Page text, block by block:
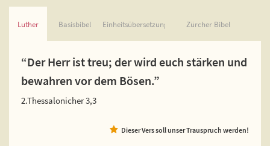
Luther Basisbibel Einheitsübersetzung Zürcher Bibel
“Der Herr ist treu; der wird euch stärken und
bewahren vor dem Bösen.”
2.Thessalonicher 3,3
Dieser Vers soll unser Trauspruch werden!